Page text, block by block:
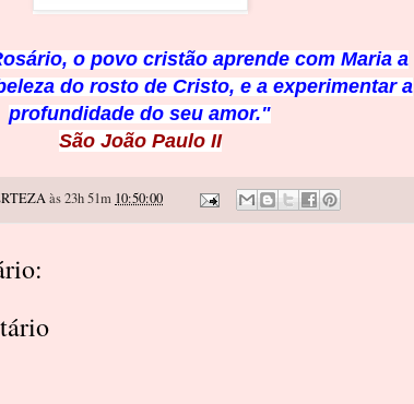
o povo cristão aprende com Maria a
do rosto de Cristo, e a experimentar a
profundidade do seu amor."
São João Paulo II
às 23h 51m 10:50:00